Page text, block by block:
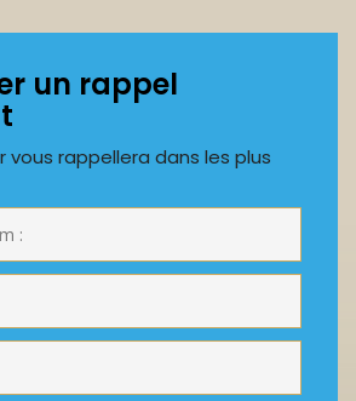
un rappel
vous rappellera dans les plus